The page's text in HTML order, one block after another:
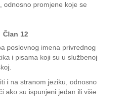
odnosno promjene koje se
Član 12
poslovnog imena privrednog
i pisama koji su u službenoj
i na stranom jeziku, odnosno
ako su ispunjeni jedan ili više